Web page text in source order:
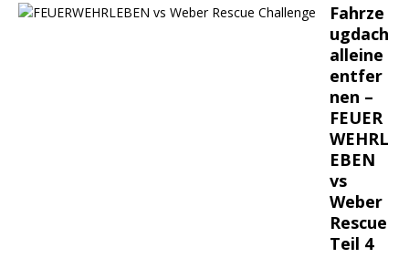
Fahrze
ugdach
alleine
entfer
nen –
FEUER
WEHRL
EBEN
vs
Weber
Rescue
Teil 4